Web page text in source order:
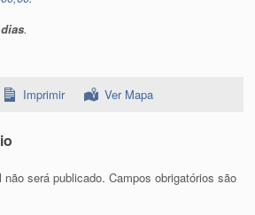
.
Imprimir Ver Mapa
será publicado. Campos obrigatórios são